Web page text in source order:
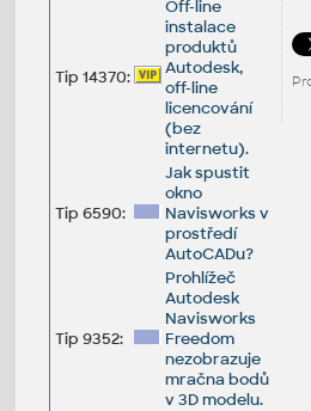
Tip 14370:
Off-line
instalace
produktů
Autodesk,
off-line
licencování
(bez
internetu).
Tip 6590:
Jak spustit
okno
Navisworks v
prostředí
AutoCADu?
Tip 9352:
Prohlížeč
Autodesk
Navisworks
Freedom
nezobrazuje
mračna bodů
v 3D modelu.